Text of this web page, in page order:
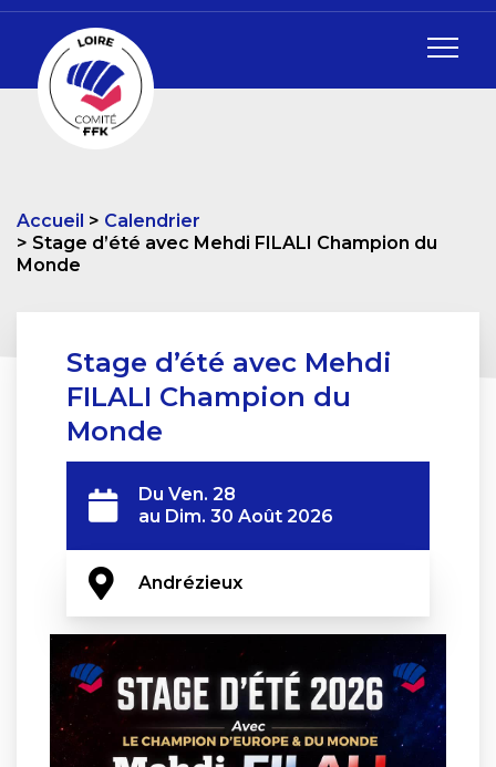
Accueil
Calendrier
Stage d’été avec Mehdi FILALI Champion du
Monde
Stage d’été avec Mehdi
FILALI Champion du
Monde
Du Ven. 28
au Dim. 30 Août 2026
Andrézieux